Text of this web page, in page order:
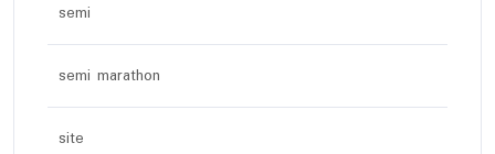
semi
semi marathon
site